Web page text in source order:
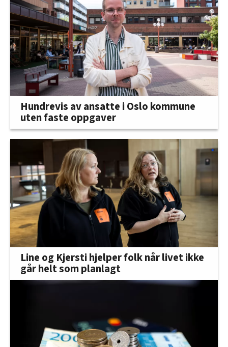
Hundrevis av ansatte i Oslo kommune
uten faste oppgaver
Line og Kjersti hjelper folk når livet ikke
går helt som planlagt